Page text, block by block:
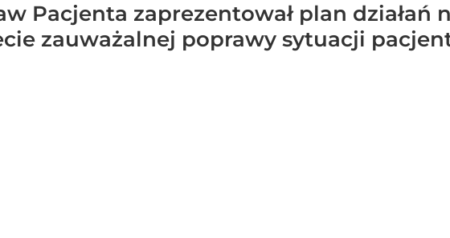
Pacjenta zaprezentował plan działań
zauważalnej poprawy sytuacji